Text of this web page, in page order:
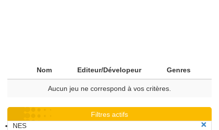
Nom Editeur/Dévelopeur Genres
Aucun jeu ne correspond à vos critères.
Filtres actifs
NES